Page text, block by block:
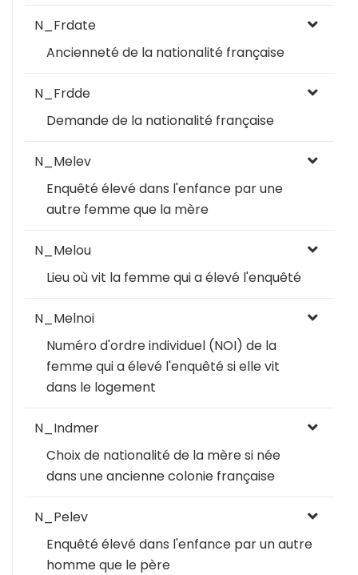
N_Frdate
Ancienneté de la nationalité française
N_Frdde
Demande de la nationalité française
N_Melev
Enquêté élevé dans l'enfance par une
autre femme que la mère
N_Melou
Lieu où vit la femme qui a élevé l'enquêté
N_Melnoi
Numéro d'ordre individuel (NOI) de la
femme qui a élevé l'enquêté si elle vit
dans le logement
N_Indmer
Choix de nationalité de la mère si née
dans une ancienne colonie française
N_Pelev
Enquêté élevé dans l'enfance par un autre
homme que le père